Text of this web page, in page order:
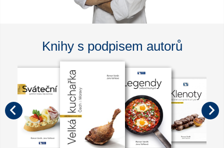
Knihy s podpisem autorů